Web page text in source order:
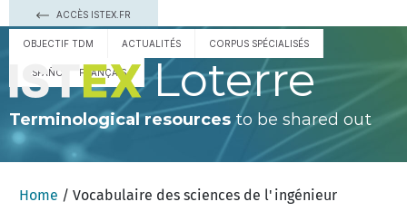
ACCÈS ISTEX.FR
OBJECTIF TDM ACTUALITÉS CORPUS SPÉCIALISÉS
ESPAÑOL FRANÇAIS Loterre
Terminological resourcesto be shared out
Home / Vocabulaire des sciences de l'ingénieur